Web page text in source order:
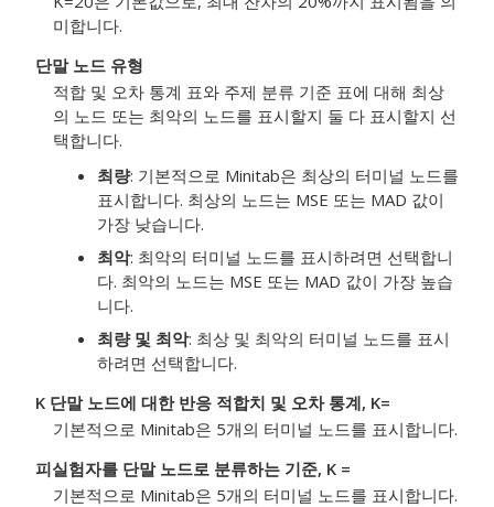
미합니다.
단말 노드 유형
적합 및 오차 통계 표와 주제 분류 기준 표에 대해 최상
의 노드 또는 최악의 노드를 표시할지 둘 다 표시할지 선
택합니다.
최량: 기본적으로 Minitab은 최상의 터미널 노드를
표시합니다. 최상의 노드는 MSE 또는 MAD 값이
가장 낮습니다.
최악: 최악의 터미널 노드를 표시하려면 선택합니
다. 최악의 노드는 MSE 또는 MAD 값이 가장 높습
니다.
최량 및 최악: 최상 및 최악의 터미널 노드를 표시
하려면 선택합니다.
K 단말 노드에 대한 반응 적합치 및 오차 통계, K=
기본적으로 Minitab은 5개의 터미널 노드를 표시합니다.
피실험자를 단말 노드로 분류하는 기준, K =
기본적으로 Minitab은 5개의 터미널 노드를 표시합니다.